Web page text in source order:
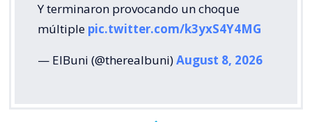
Y terminaron provocando un choque
múltiple pic.twitter.com/k3yxS4Y4MG
— ElBuni (@therealbuni)August 8, 2026